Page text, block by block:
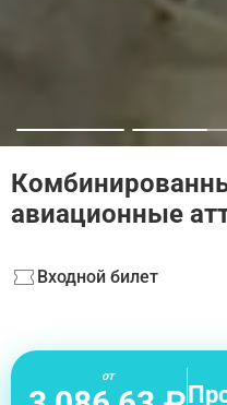
авиационные
Входной билет
от